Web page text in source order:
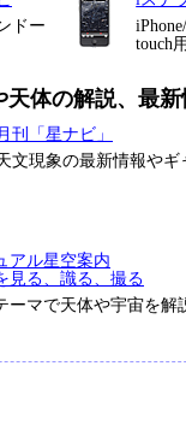
ドー
touch
天体の解説、最
月刊「星ナビ」
文現象の最新情報やギ
アル星空案内
見る、識る、撮る
ーマで天体や宇宙を解